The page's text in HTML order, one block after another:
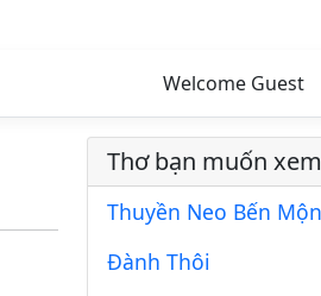
Welcome Guest
Thơ bạn muốn xem
Đành Thôi